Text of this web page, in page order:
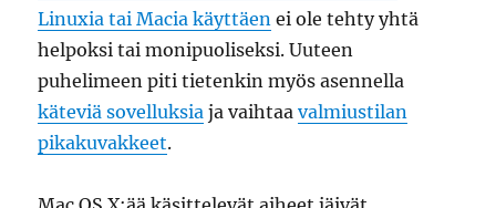
Linuxia tai Macia käyttäen ei ole tehty yhtä
helpoksi tai monipuoliseksi. Uuteen
puhelimeen piti tietenkin myös asennella
käteviä sovelluksia ja vaihtaavalmiustilan
pikakuvakkeet.